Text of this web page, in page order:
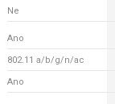
Ne
Ano
802.11 a/b/g/n/ac
Ano